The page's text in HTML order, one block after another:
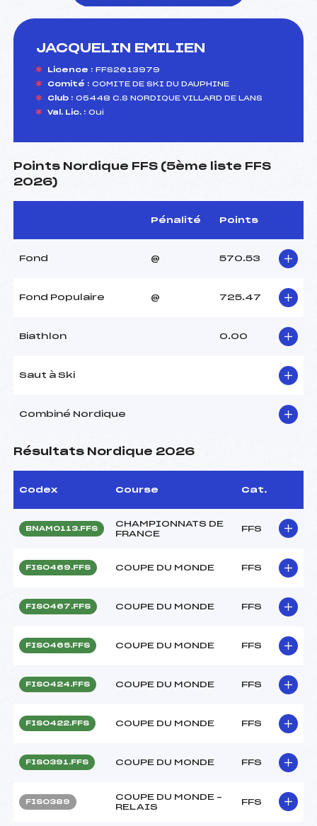
JACQUELIN EMILIEN
Licence : FFS2613979
Comité : COMITE DE SKI DU DAUPHINE
Club : 05448 C.S NORDIQUE VILLARD DE LANS
Val. Lic. : Oui
Points Nordique FFS (5ème liste FFS
2026)
Pénalité Points
Fond @ 570.53
Fond Populaire @ 725.47
Biathlon 0.00
Saut à Ski
Combiné Nordique
Résultats Nordique 2026
Codex Course Cat.
BNAM0113.FFS
CHAMPIONNATS DE
FRANCE
FFS
FIS0469.FFS COUPE DU MONDE FFS
FIS0467.FFS COUPE DU MONDE FFS
FIS0465.FFS COUPE DU MONDE FFS
FIS0424.FFS COUPE DU MONDE FFS
FIS0422.FFS COUPE DU MONDE FFS
FIS0391.FFS COUPE DU MONDE FFS
FIS0389
COUPE DU MONDE –
RELAIS
FFS